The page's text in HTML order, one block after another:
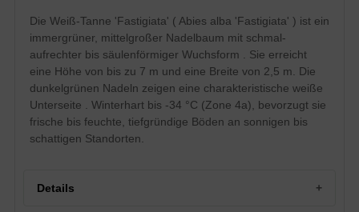
Blatt
Immergrün, Nadeln, glattrandig, stumpf,
dunkelgrün, Unterseite weiß, ca. 2 cm
lang
Frucht
Zapfen, braun, zylindrisch, 10 bis 15 cm
lang
Blüte
Blütenzapfen, rot (männlich), grün
(weiblich), erst im hohen Alter
Blütezeit
Mai bis Juni
Wurzeln
Die Weiß-Tanne 'Fastigiata' ( Abies alba 'Fastigiata' ) ist ein
immergrüner, mittelgroßer Nadelbaum mit schmal-
aufrechter bis säulenförmiger Wuchsform . Sie erreicht
eine Höhe von bis zu 7 m und eine Breite von 2,5 m. Die
dunkelgrünen Nadeln zeigen eine charakteristische weiße
Unterseite . Winterhart bis -34 °C (Zone 4a), bevorzugt sie
frische bis feuchte, tiefgründige Böden an sonnigen bis
schattigen Standorten.
Details